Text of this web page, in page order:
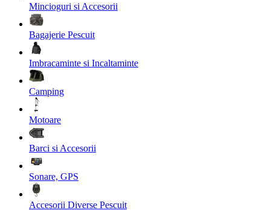
Mincioguri si Accesorii
Bagajerie Pescuit
Imbracaminte si Incaltaminte
Camping
Motoare
Barci si Accesorii
Sonare, GPS
Accesorii Diverse Pescuit